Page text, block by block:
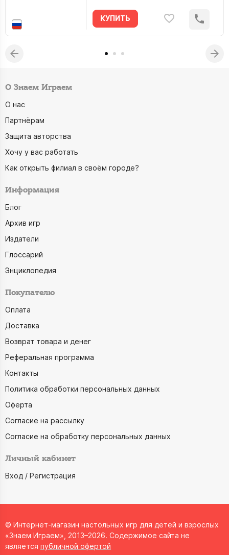
КУПИТЬ
О Знаем Играем
О нас
Партнёрам
Защита авторства
Хочу у вас работать
Как открыть филиал в своём городе?
Информация
Блог
Архив игр
Издатели
Глоссарий
Энциклопедия
Покупателю
Оплата
Доставка
Возврат товара и денег
Реферальная программа
Контакты
Политика обработки персональных данных
Оферта
Согласие на рассылку
Согласие на обработку персональных данных
Личный кабинет
Вход / Регистрация
© Интернет-магазин настольных игр для детей и взрослых
«Знаем Играем», 2013–2026. Содержимое сайта не
является публичной офертой